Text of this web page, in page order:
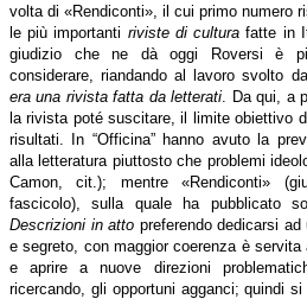
volta di «Rendiconti», il cui primo numero
le più importanti riviste di cultura fatte in
giudizio che ne dà oggi Roversi è
considerare, riandando al lavoro svolto
era una rivista fatta da letterati . Da qui, a
la rivista poté suscitare, il limite obiettivo
risultati. In “Officina” hanno avuto la
alla letteratura piuttosto che problemi
Camon, cit.); mentre «Rendiconti»
fascicolo), sulla quale ha pubblicato
Descrizioni in atto preferendo dedicarsi
e segreto, con maggior coerenza è servita
e aprire a nuove direzioni
ricercando, gli opportuni agganci; quindi